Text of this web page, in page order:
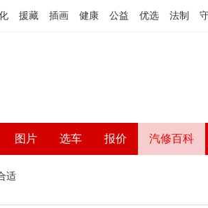
援藏 插画 健康 公益 优选 法制
图片 选车 报价 汽修百科
适